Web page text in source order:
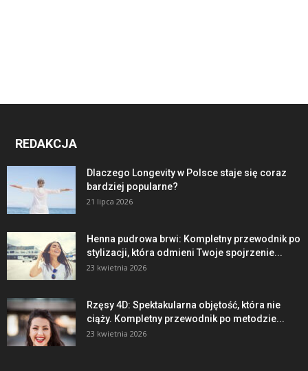
REDAKCJA
Dlaczego Longevity w Polsce staje się coraz
bardziej popularne?
21 lipca 2026
Henna pudrowa brwi: Kompletny przewodnik po
stylizacji, która odmieni Twoje spojrzenie...
23 kwietnia 2026
Rzęsy 4D: Spektakularna objętość, która nie
ciąży. Kompletny przewodnik po metodzie...
23 kwietnia 2026